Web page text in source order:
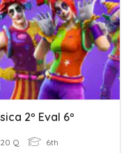
2º Eval 6º
20 Q 6th